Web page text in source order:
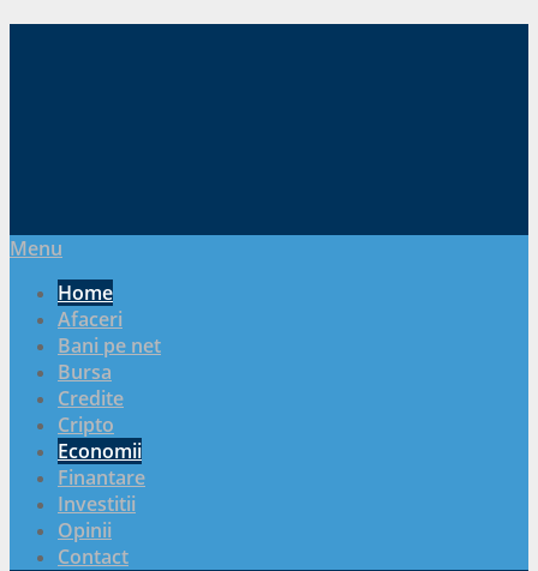
Menu
Home
Afaceri
Bani pe net
Bursa
Credite
Cripto
Economii
Finantare
Investitii
Opinii
Contact